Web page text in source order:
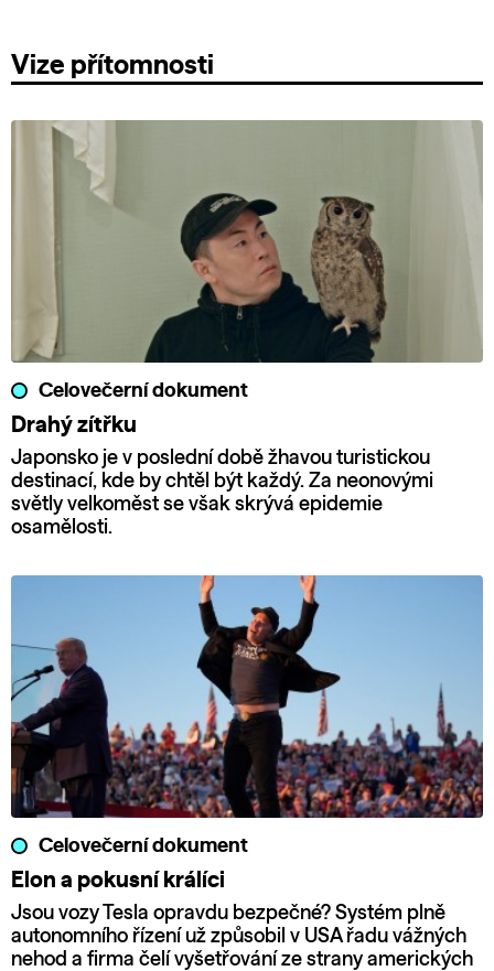
Vize přítomnosti
Celovečerní dokument
Drahý zítřku
Japonsko je v poslední době žhavou turistickou
destinací, kde by chtěl být každý. Za neonovými
světly velkoměst se však skrývá epidemie
osamělosti.
Celovečerní dokument
Elon a pokusní králíci
Jsou vozy Tesla opravdu bezpečné? Systém plně
autonomního řízení už způsobil v USA řadu vážných
nehod a firma čelí vyšetřování ze strany amerických